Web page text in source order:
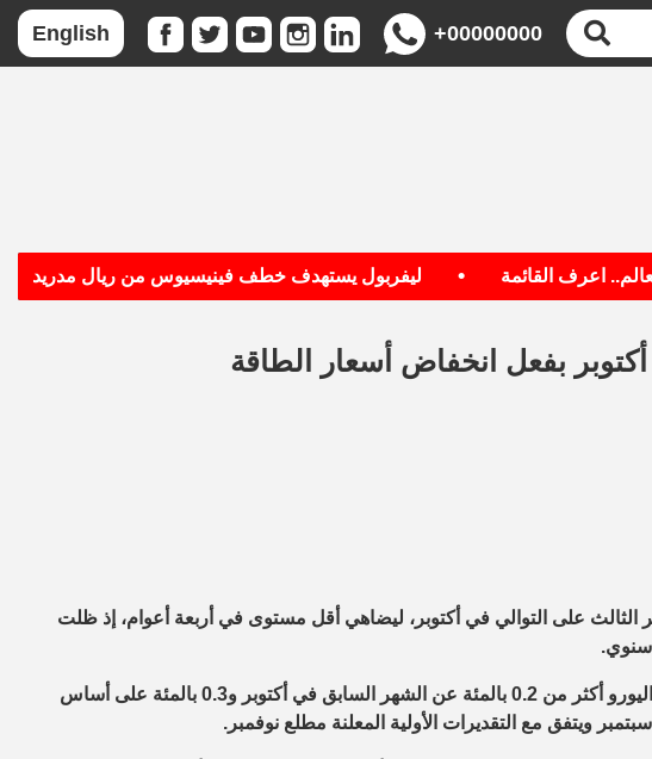
+00000000
English
اعرف القائمة ليفربول يستهدف خطف فينيسيوس من ريال مدريد
بفعل انخفاض أسعار الطاقة
على التوالي في أكتوبر، ليضاهي أقل مستوى في أربعة أعوام، إذ ظلت
سنوي.
وانخفض التضخم في التسعة عشر بلدا التي تستخدم اليورو أكثر من 0.2 بالمئة عن الشهر السابق في أكتوبر و0.3 بالمئة على أساس
ويتفق مع التقديرات الأولية المعلنة مطلع نوفمبر.